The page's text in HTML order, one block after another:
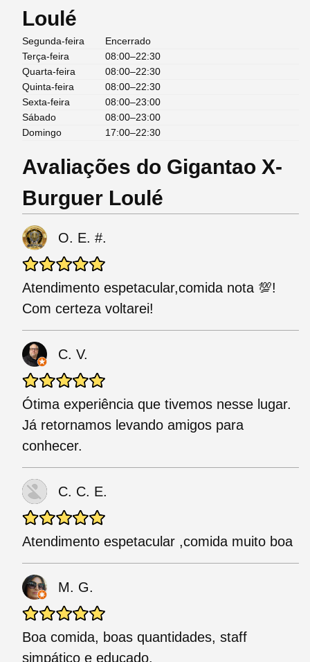
Loulé
Segunda-feira
Encerrado
Terça-feira
08:00–22:30
Quarta-feira
08:00–22:30
Quinta-feira
08:00–22:30
Sexta-feira
08:00–23:00
Sábado
08:00–23:00
Domingo
17:00–22:30
Avaliações do Gigantao X-
Burguer Loulé
O. E. #.
Atendimento espetacular,comida nota 💯!
Com certeza voltarei!
C. V.
Ótima experiência que tivemos nesse lugar.
Já retornamos levando amigos para
conhecer.
C. C. E.
Atendimento espetacular ,comida muito boa
M. G.
Boa comida, boas quantidades, staff
simpático e educado.